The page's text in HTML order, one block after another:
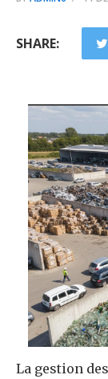
SHARE:
La gestion